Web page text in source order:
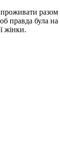
проживати разом
правда була на
жінки.